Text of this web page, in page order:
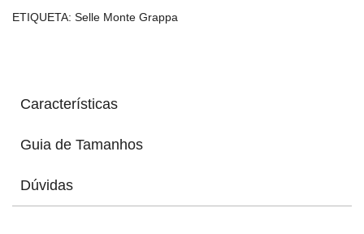
ETIQUETA: Selle Monte Grappa
Características
Guia de Tamanhos
Dúvidas